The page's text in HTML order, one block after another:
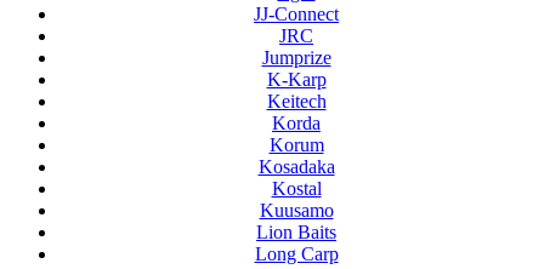
JJ-Connect
JRC
Jumprize
K-Karp
Keitech
Korda
Korum
Kosadaka
Kostal
Kuusamo
Lion Baits
Long Carp